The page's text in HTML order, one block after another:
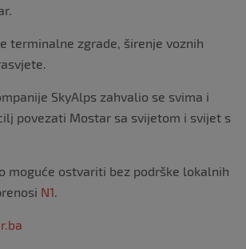
terminalne zgrade, širenje voznih
SkyAlps zahvalio se svima i
povezati Mostar sa svijetom i svijet s
moguće ostvariti bez podrške lokalnih
N1.